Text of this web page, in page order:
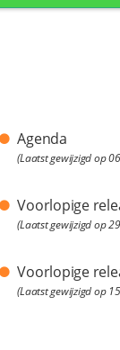
Agenda
(Laatst gewijzigd op
Voorlopige
(Laatst gewijzigd op
Voorlopige
(Laatst gewijzigd op